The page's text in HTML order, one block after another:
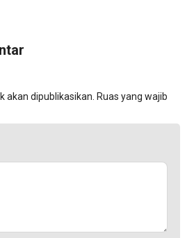
akan dipublikasikan. Ruas yang wajib